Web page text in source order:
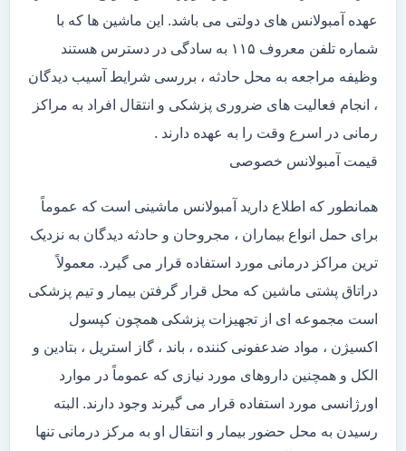
عهده آمبولانس های دولتی می باشد. این ماشین ها که با
شماره تلفن معروف ۱۱۵ به سادگی در دسترس هستند
وظیفه مراجعه به محل حادثه ، بررسی شرایط آسیب دیدگان
، انجام فعالیت های ضروری پزشکی و انتقال افراد به مراکز
رمانی در اسرع وقت را به عهده دارند .
قیمت آمبولانس خصوصی
همانطور که اطلاع دارید آمبولانس ماشینی است که عموماً
برای حمل انواع بیماران ، مجروحان و حادثه دیدگان به نزدیک
ترین مراکز درمانی مورد استفاده قرار می گیرد. معمولاً
دراتاق پشتی ماشین که محل قرار گرفتن بیمار و تیم پزشکی
است مجموعه ای از تجهیزات پزشکی همچون کپسول
اکسیژن ، مواد ضدعفونی کننده ، باند ، گاز استریل ، بتادین و
الکل و همچنین داروهای مورد نیازی که عموماً در موارد
اورژانسی مورد استفاده قرار می گیرند وجود دارند. البته
رسیدن به محل حضور بیمار و انتقال او به مرکز درمانی تنها